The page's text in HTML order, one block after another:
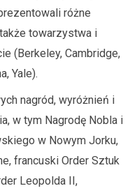
różne
towarzystwa i
(Berkeley, Cambridge,
Yale).
nagród, wyróżnień i
w tym Nagrodę Nobla i
w Nowym Jorku,
francuski Order Sztuk
Leopolda II,